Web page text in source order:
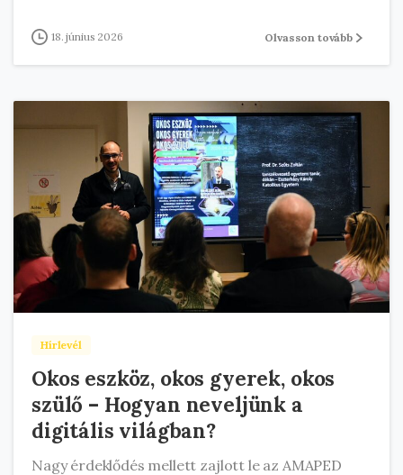
18. június 2026 Olvasson tovább
Hírlevél
Okos eszköz, okos gyerek, okos
szülő – Hogyan neveljünk a
digitális világban?
Nagy érdeklődés mellett zajlott le az AMAPED